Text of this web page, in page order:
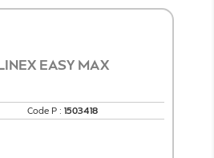
EASY MAX
Code P : 1503418